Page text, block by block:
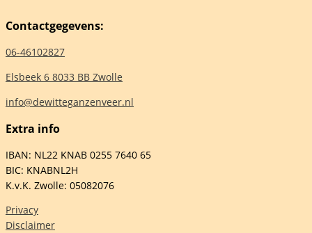
Contactgegevens:
06-46102827
Elsbeek 6 8033 BB Zwolle
info@dewitteganzenveer.nl
Extra info
IBAN: NL22 KNAB 0255 7640 65
BIC: KNABNL2H
K.v.K. Zwolle: 05082076
Privacy
Disclaimer